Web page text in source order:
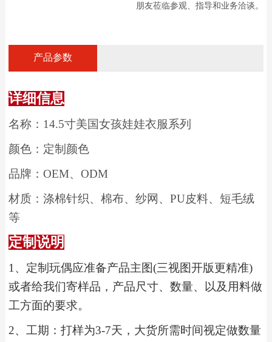
朋友莅临参观、指导和业务洽谈。
产品参数
详细信息
名称： 14.5寸美国女孩娃娃衣服系列
颜色：定制颜色
品牌： OEM、 ODM
材质：涤棉针织、棉布、纱网、 PU皮料、短毛绒
等
定制说明
1 、 定制玩偶应准备产品主图(三视图开版更精准)
或者给我们寄样品，产品尺寸、数量、以及用料做
工方面的要求。
2、工期：打样为3-7天，大货所需时间视定做数量